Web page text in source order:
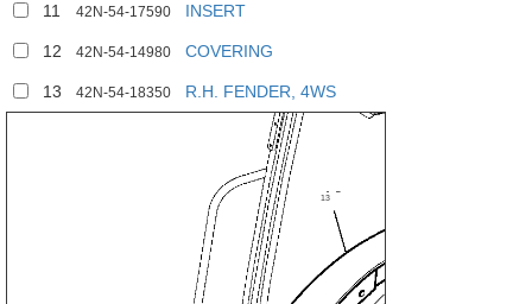
11 42N-54-17590 INSERT
12 42N-54-14980 COVERING
13 42N-54-18350 R.H. FENDER, 4WS
13